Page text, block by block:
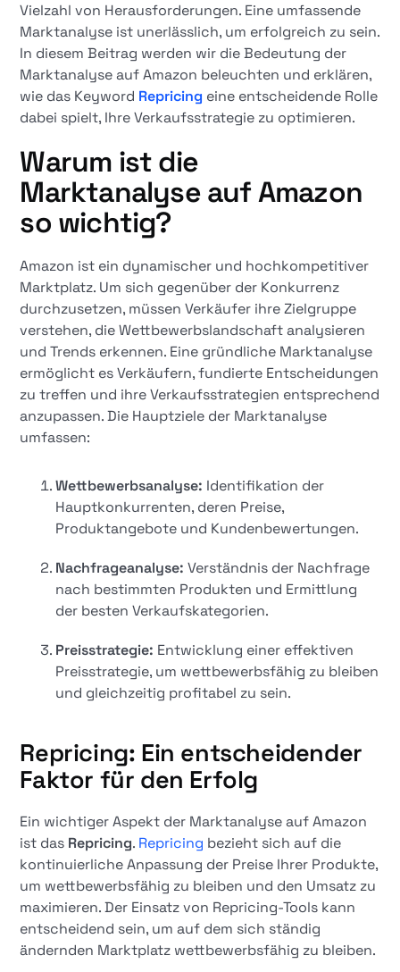
Vielzahl von Herausforderungen. Eine umfassende
Marktanalyse ist unerlässlich, um erfolgreich zu sein.
In diesem Beitrag werden wir die Bedeutung der
Marktanalyse auf Amazon beleuchten und erklären,
wie das Keyword Repricing eine entscheidende Rolle
dabei spielt, Ihre Verkaufsstrategie zu optimieren.
Warum ist die
Marktanalyse auf Amazon
so wichtig?
Amazon ist ein dynamischer und hochkompetitiver
Marktplatz. Um sich gegenüber der Konkurrenz
durchzusetzen, müssen Verkäufer ihre Zielgruppe
verstehen, die Wettbewerbslandschaft analysieren
und Trends erkennen. Eine gründliche Marktanalyse
ermöglicht es Verkäufern, fundierte Entscheidungen
zu treffen und ihre Verkaufsstrategien entsprechend
anzupassen. Die Hauptziele der Marktanalyse
umfassen:
Wettbewerbsanalyse: Identifikation der
Hauptkonkurrenten, deren Preise,
Produktangebote und Kundenbewertungen.
Nachfrageanalyse: Verständnis der Nachfrage
nach bestimmten Produkten und Ermittlung
der besten Verkaufskategorien.
Preisstrategie: Entwicklung einer effektiven
Preisstrategie, um wettbewerbsfähig zu bleiben
und gleichzeitig profitabel zu sein.
Repricing: Ein entscheidender
Faktor für den Erfolg
Ein wichtiger Aspekt der Marktanalyse auf Amazon
ist das Repricing. Repricing bezieht sich auf die
kontinuierliche Anpassung der Preise Ihrer Produkte,
um wettbewerbsfähig zu bleiben und den Umsatz zu
maximieren. Der Einsatz von Repricing-Tools kann
entscheidend sein, um auf dem sich ständig
ändernden Marktplatz wettbewerbsfähig zu bleiben.